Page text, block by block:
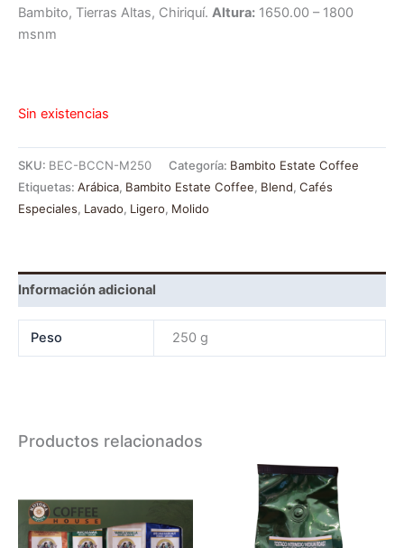
Bambito, Tierras Altas, Chiriquí. Altura: 1650.00 – 1800
msnm
Sin existencias
SKU: BEC-BCCN-M250 Categoría: Bambito Estate Coffee
Etiquetas: Arábica, Bambito Estate Coffee, Blend, Cafés
Especiales, Lavado, Ligero, Molido
Información adicional
Peso 250 g
Productos relacionados
tiene
múltiples